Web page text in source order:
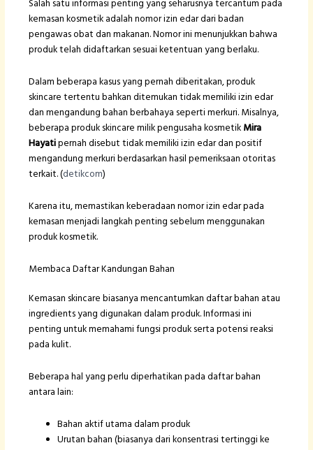
Salah satu informasi penting yang seharusnya tercantum pada
kemasan kosmetik adalah nomor izin edar dari badan
pengawas obat dan makanan. Nomor ini menunjukkan bahwa
produk telah didaftarkan sesuai ketentuan yang berlaku.
Dalam beberapa kasus yang pernah diberitakan, produk
skincare tertentu bahkan ditemukan tidak memiliki izin edar
dan mengandung bahan berbahaya seperti merkuri. Misalnya,
beberapa produk skincare milik pengusaha kosmetikMira
Hayatipernah disebut tidak memiliki izin edar dan positif
mengandung merkuri berdasarkan hasil pemeriksaan otoritas
terkait. (detikcom)
Karena itu, memastikan keberadaan nomor izin edar pada
kemasan menjadi langkah penting sebelum menggunakan
produk kosmetik.
Membaca Daftar Kandungan Bahan
Kemasan skincare biasanya mencantumkan daftar bahan atau
ingredients yang digunakan dalam produk. Informasi ini
penting untuk memahami fungsi produk serta potensi reaksi
pada kulit.
Beberapa hal yang perlu diperhatikan pada daftar bahan
antara lain:
Bahan aktif utama dalam produk
Urutan bahan (biasanya dari konsentrasi tertinggi ke